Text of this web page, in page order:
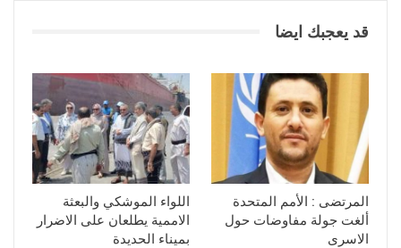
قد يعجبك ايضا
المرتضى : الأمم المتحدة
ألغت جولة مفاوضات حول
الاسرى
اللواء الموشكي والبعثة
الاممية يطلعان على الاضرار
بميناء الحديدة